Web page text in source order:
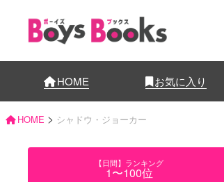
HOME お気に入り
HOME > シャドウ・ジョーカー
【日間】ランキング
1〜100位